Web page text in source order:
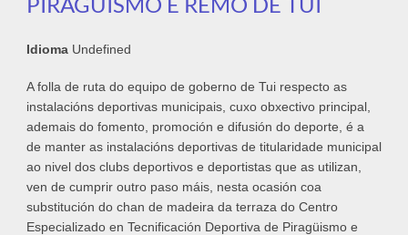
Idioma Undefined
A folla de ruta do equipo de goberno de Tui respecto as
instalacións deportivas municipais, cuxo obxectivo principal,
ademais do fomento, promoción e difusión do deporte, é a
de manter as instalacións deportivas de titularidade municipal
ao nivel dos clubs deportivos e deportistas que as utilizan,
ven de cumprir outro paso máis, nesta ocasión coa
substitución do chan de madeira da terraza do Centro
Especializado en Tecnificación Deportiva de Piragüismo e